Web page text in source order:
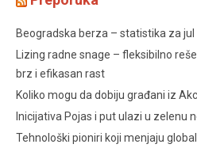
Beogradska berza – statistika za jul
Lizing radne snage – fleksibilno
brz i efikasan rast
Koliko mogu da dobiju građani iz
Inicijativa Pojas i put ulazi u zelenu
Tehnološki pioniri koji menjaju